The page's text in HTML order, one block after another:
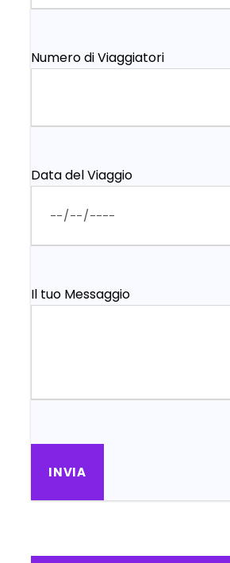
Numero di Viaggiatori
Data del Viaggio
Il tuo Messaggio